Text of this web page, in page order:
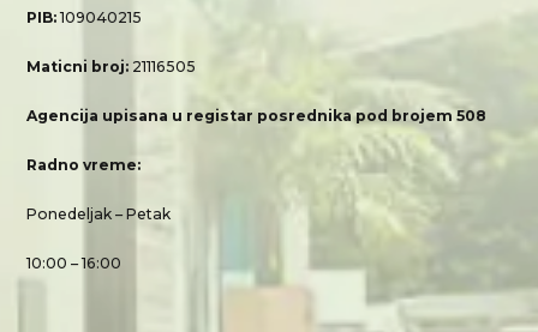
PIB:109040215
Maticni broj: 21116505
Agencija upisana u registar posrednika pod brojem 508
Radno vreme:
Ponedeljak – Petak
10:00 – 16:00